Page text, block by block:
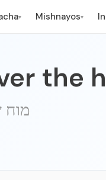
▾ Mishnayos▾
the
מוח